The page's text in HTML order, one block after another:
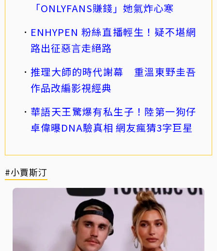
「ONLYFANS賺錢」她氣炸心寒
ENHYPEN 粉絲直播輕生！疑不堪網
路出征惡言走絕路
推理大師的時代謝幕 重溫東野圭吾
作品改編影視經典
華語天王驚爆有私生子！陸第一狗仔
卓偉曝DNA驗真相 網友瘋猜3字巨星
#小賈斯汀